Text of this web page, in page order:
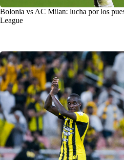
Bolonia vs AC Milan: lucha por los
League